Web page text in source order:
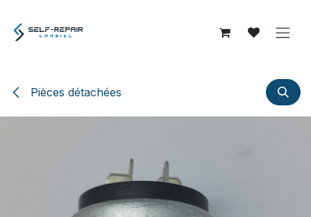
Pièces détachées